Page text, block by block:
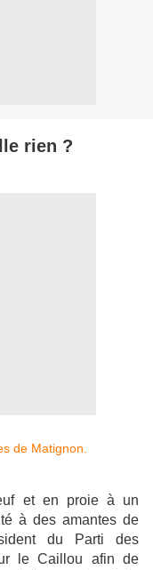
rien ?
et en proie à un
à des amantes de
du Parti des
le Caillou afin de